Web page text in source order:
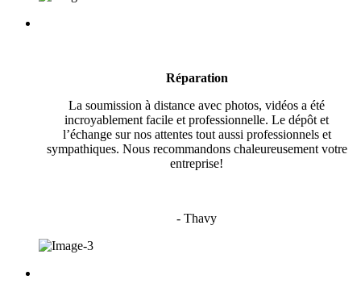
Réparation
La soumission à distance avec photos, vidéos a été
incroyablement facile et professionnelle. Le dépôt et
l’échange sur nos attentes tout aussi professionnels et
sympathiques. Nous recommandons chaleureusement votre
entreprise!
- Thavy